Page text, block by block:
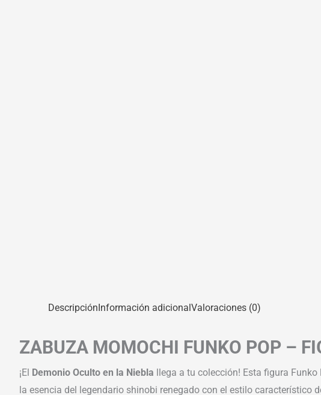
DescripciónInformación adicionalValoraciones (0)
ZABUZA MOMOCHI FUNKO POP –
¡El Demonio Oculto en la Niebla llega a tu colección! Esta figura Funko
la esencia del legendario shinobi renegado con el estilo característico